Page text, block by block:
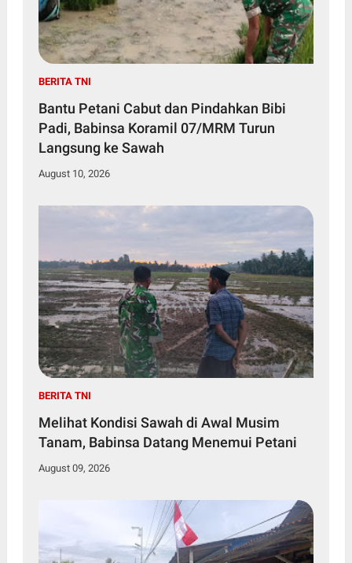
BERITA TNI
Bantu Petani Cabut dan Pindahkan Bibi
Padi, Babinsa Koramil 07/MRM Turun
Langsung ke Sawah
August 10, 2026
BERITA TNI
Melihat Kondisi Sawah di Awal Musim
Tanam, Babinsa Datang Menemui Petani
August 09, 2026